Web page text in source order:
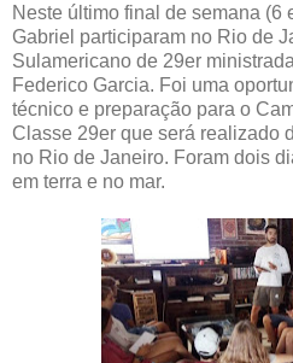
Neste último final de semana (6
Gabriel participaram no Rio de
Sulamericano de 29er
Federico Garcia. Foi uma
técnico e preparação para o
Classe 29er que será realizado
no Rio de Janeiro. Foram dois
em terra e no mar.